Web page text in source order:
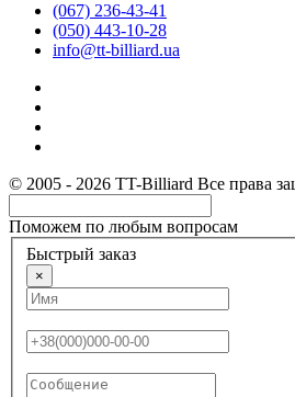
(067) 236-43-41
(050) 443-10-28
info@tt-billiard.ua
© 2005 - 2026 TT-Billiard Все права
Поможем по любым вопросам
Быстрый заказ
×